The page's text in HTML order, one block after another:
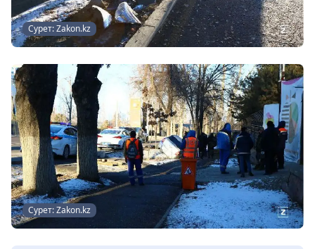
Сурет: Zakon.kz
Сурет: Zakon.kz